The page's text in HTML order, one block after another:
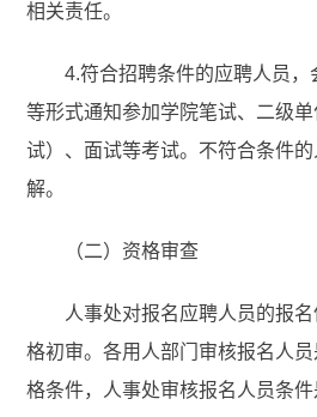
相关责任。
4.符合招聘条件的应聘人员
等形式通知参加学院笔试、二级
试）、面试等考试。不符合条件
解。
（二）资格审查
人事处对报名应聘人员的报
格初审。各用人部门审核报名人
格条件，人事处审核报名人员条